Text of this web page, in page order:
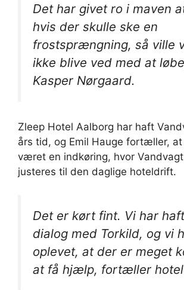
Det har givet ro i maven
hvis der skulle ske en
frostsprængning, så ville
ikke blive ved med at
Kasper Nørgaard.
Zleep Hotel Aalborg har haft
års tid, og Emil Hauge fortæller,
været en indkøring, hvor
justeres til den daglige hoteldrift.
Det er kørt fint. Vi har
dialog med Torkild, og vi
oplevet, at der er meget
at få hjælp, fortæller